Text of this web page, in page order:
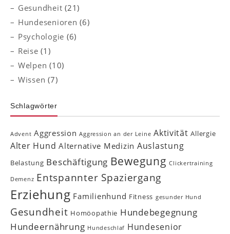
Gesundheit (21)
Hundesenioren (6)
Psychologie (6)
Reise (1)
Welpen (10)
Wissen (7)
Schlagwörter
Advent Aggression Aggression an der Leine Aktivität Allergie
Alter Hund Alternative Medizin Auslastung
Belastung Beschäftigung Bewegung Clickertraining
Demenz Entspannter Spaziergang
Erziehung Familienhund Fitness gesunder Hund
Gesundheit Homöopathie Hundebegegnung
Hundeernährung Hundeschlaf Hundesenior